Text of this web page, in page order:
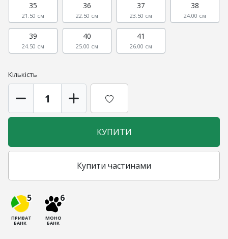
35
21.50 см
36
22.50 см
37
23.50 см
38
24.00 см
39
24.50 см
40
25.00 см
41
26.00 см
Кількість
КУПИТИ
Купити частинами
5
ПРИВАТ
БАНК
6
МОНО
БАНК